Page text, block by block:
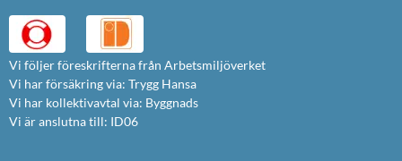
Vi följer föreskrifterna från Arbetsmiljöverket
Vi har försäkring via: Trygg Hansa
Vi har kollektivavtal via: Byggnads
Vi är anslutna till: ID06